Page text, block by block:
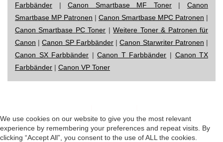
Farbbänder |Canon Smartbase MF Toner|Canon
Smartbase MP Patronen | Canon Smartbase MPC Patronen |
Canon Smartbase PC Toner |Weitere Toner & Patronen für
Canon |Canon SP Farbbänder|Canon Starwriter Patronen |
Canon SX Farbbänder |Canon T Farbbänder | Canon TX
Farbbänder | Canon VP Toner
We use cookies on our website to give you the most relevant
experience by remembering your preferences and repeat visits. By
clicking “Accept All”, you consent to the use of ALL the cookies.